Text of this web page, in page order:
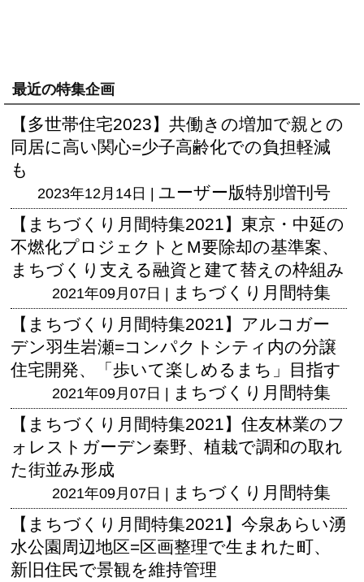
最近の特集企画
【多世帯住宅2023】共働きの増加で親との
同居に高い関心=少子高齢化での負担軽減
も
2023年12月14日 | ユーザー版特別増刊号
【まちづくり月間特集2021】東京・中延の
不燃化プロジェクトとM要除却の基準案、
まちづくり支える融資と建て替えの枠組み
2021年09月07日 |
まちづくり月間特集
【まちづくり月間特集2021】アルコガー
デン羽生岩瀬=コンパクトシティ内の分譲
住宅開発、「歩いて楽しめるまち」目指す
2021年09月07日 |
まちづくり月間特集
【まちづくり月間特集2021】住友林業のフ
ォレストガーデン秦野、植栽で調和の取れ
た街並み形成
2021年09月07日 |
まちづくり月間特集
【まちづくり月間特集2021】今泉あらい湧
水公園周辺地区=区画整理で生まれた町、
新旧住民で景観を維持管理